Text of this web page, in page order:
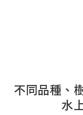
不同品種、
水